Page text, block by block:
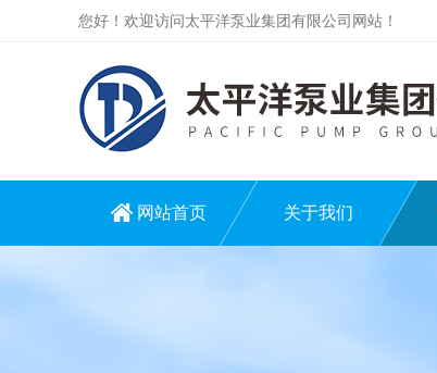
您好！欢迎访问太平洋泵业集团有限公司网站！
网站首页 关于我们